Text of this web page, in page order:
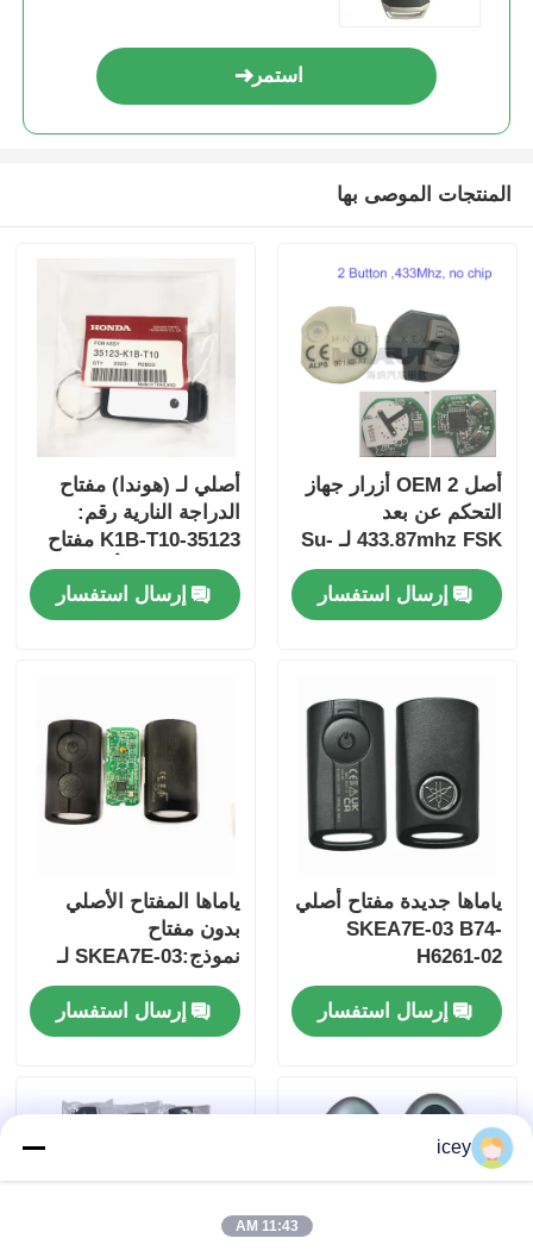
استمر
المنتجات الموصى بها
أصل OEM 2 أزرار جهاز
التحكم عن بعد
433.87mhz FSK لـ Su-
zuki Jim-ny 2005-2017
بدون رقاقة 37182-A7
فقط التحكم للجملة
إرسال استفسار
أصلي لـ (هوندا) مفتاح
الدراجة النارية رقم:
35123-K1B-T10 مفتاح
سيارة ذو ثلاثة أزرار
إرسال استفسار
ياماها جديدة مفتاح أصلي
SKEA7E-03 B74-
H6261-02
إرسال استفسار
ياماها المفتاح الأصلي
بدون مفتاح
نموذج:SKEA7E-03 لـ
Yamaha Smart
Remote Key B74-
H6261-02/662F-
إرسال استفسار
icey
11:43 AM